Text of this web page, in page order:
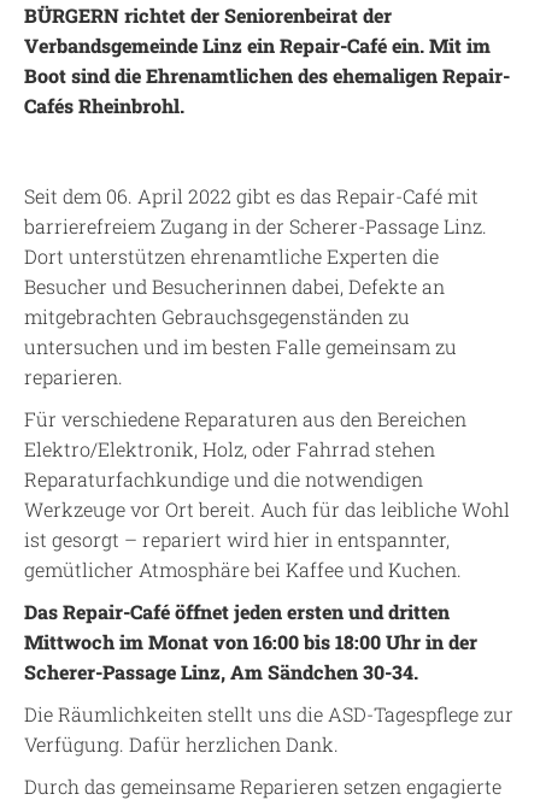
BÜRGERN richtet der Seniorenbeirat der
Verbandsgemeinde Linz ein Repair-Café ein. Mit im
Boot sind die Ehrenamtlichen des ehemaligen Repair-
Cafés Rheinbrohl.
Seit dem 06. April 2022 gibt es das Repair-Café mit
barrierefreiem Zugang in der Scherer-Passage Linz.
Dort unterstützen ehrenamtliche Experten die
Besucher und Besucherinnen dabei, Defekte an
mitgebrachten Gebrauchsgegenständen zu
untersuchen und im besten Falle gemeinsam zu
reparieren.
Für verschiedene Reparaturen aus den Bereichen
Elektro/Elektronik, Holz, oder Fahrrad stehen
Reparaturfachkundige und die notwendigen
Werkzeuge vor Ort bereit. Auch für das leibliche Wohl
ist gesorgt – repariert wird hier in entspannter,
gemütlicher Atmosphäre bei Kaffee und Kuchen.
Das Repair-Café öffnet jeden ersten und dritten
Mittwoch im Monat von 16:00 bis 18:00 Uhr in der
Scherer-Passage Linz, Am Sändchen 30-34.
Die Räumlichkeiten stellt uns die ASD-Tagespflege zur
Verfügung. Dafür herzlichen Dank.
Durch das gemeinsame Reparieren setzen engagierte